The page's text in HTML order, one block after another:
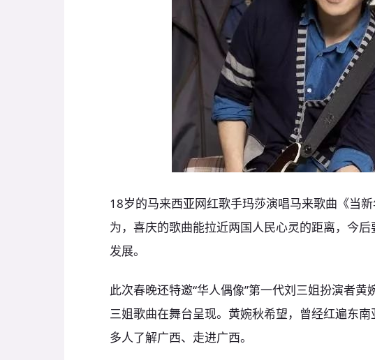
18岁的马来西亚网红歌手玛莎演唱马来歌曲《当
为，喜庆的歌曲能拉近两国人民心灵的距离，今
发展。
此次春晚还特邀“华人偶像”第一代刘三姐扮演者
三姐歌曲在舞台呈现。黄婉秋希望，曾经红遍东
多人了解广西、走进广西。